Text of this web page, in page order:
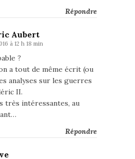
Répondre
Aubert
à 12 h 18 min
?
a tout de même écrit (ou
analyses sur les guerres
II.
très intéressantes, au
Répondre